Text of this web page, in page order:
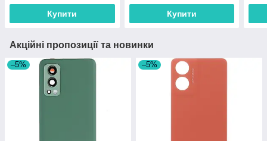
Купити Купити
Акційні пропозиції та новинки
–5% –5%